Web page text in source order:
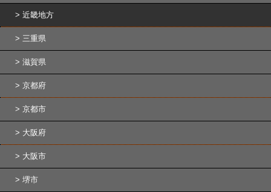
近畿地方
三重県
滋賀県
京都府
京都市
大阪府
大阪市
堺市